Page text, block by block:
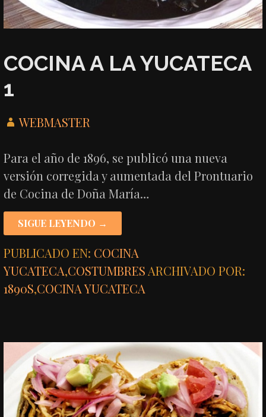
COCINA A LA YUCATECA
1
WEBMASTER
Para el año de 1896, se publicó una nueva
versión corregida y aumentada del Prontuario
de Cocina de Doña María…
SIGUE LEYENDO →
PUBLICADO EN: COCINA
YUCATECA,COSTUMBRES ARCHIVADO POR:
1890S,COCINA YUCATECA